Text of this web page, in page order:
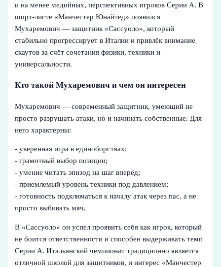
и на менее медийных, перспективных игроков Серии A. В
шорт-листе «Манчестер Юнайтед» появился
Мухаремович — защитник «Сассуоло», который
стабильно прогрессирует в Италии и привлёк внимание
скаутов за счёт сочетания физики, техники и
универсальности.
Кто такой Мухаремович и чем он интересен
Мухаремович — современный защитник, умеющий не
просто разрушать атаки, но и начинать собственные. Для
него характерны:
- уверенная игра в единоборствах;
- грамотный выбор позиции;
- умение читать эпизод на шаг вперёд;
- приемлемый уровень техники под давлением;
- готовность подключаться к началу атак через пас, а не
просто выбивать мяч.
В «Сассуоло» он успел проявить себя как игрок, который
не боится ответственности и способен выдерживать темп
Серии A. Итальянский чемпионат традиционно является
отличной школой для защитников, и интерес «Манчестер